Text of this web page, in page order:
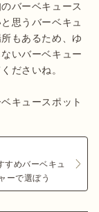
バーベキュース
思うバーベキュ
もあるため、ゆ
いバーベキュー
ださいね。
キュースポット
すめバーベキュ
ーで選ぼう